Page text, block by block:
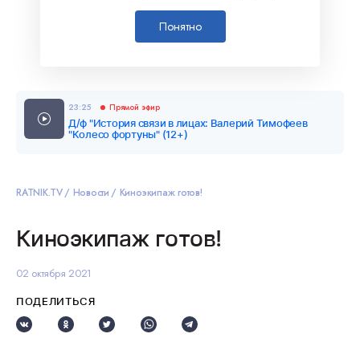
Понятно
23:25 Прямой эфир
Д/ф "История связи в лицах: Валерий Тимофеев
"Колесо фортуны" (12+)
RATNIK.TV Новости Киноэкипаж готов!
Киноэкипаж готов!
02 октября 2021
ПОДЕЛИТЬСЯ